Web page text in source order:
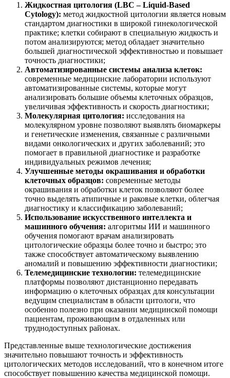
Жидкостная цитология (LBC – Liquid-Based
Cytology): метод жидкостной цитологии является новым
стандартом диагностики в широкой гинекологической
практике; клетки собирают в специальную жидкость и
потом анализируются; метод обладает значительно
большей диагностической эффективностью и повышает
точность диагностики;
Автоматизированные системы анализа клеток:
современные медицинские лаборатории используют
автоматизированные системы, которые могут
анализировать большие объемы клеточных образцов,
увеличивая эффективность и скорость диагностики;
Молекулярная цитология: исследования на
молекулярном уровне позволяют выявлять биомаркеры
и генетические изменения, связанные с различными
видами онкологических и других заболеваний; это
помогает в правильной диагностике и разработке
индивидуальных режимов лечения;
Улучшенные методы окрашивания и обработки
клеточных образцов: современные методы
окрашивания и обработки клеток позволяют более
точно выделять атипичные и раковые клетки, облегчая
диагностику и классификацию заболеваний;
Использование искусственного интеллекта и
машинного обучения: алгоритмы ИИ и машинного
обучения помогают врачам анализировать
цитологические образцы более точно и быстро; это
также способствует автоматическому выявлению
аномалий и повышению эффективности диагностики;
Телемедицинские технологии: телемедицинские
платформы позволяют дистанционно передавать
информацию о клеточных образцах для консультации
ведущим специалистам в области цитологи, что
особенно полезно при оказании медицинской помощи
пациентам, проживающим в отдаленных или
труднодоступных районах.
Представленные выше технологические достижения
значительно повышают точность и эффективность
цитологических методов исследований, что в конечном итоге
способствует повышению качества медицинской помощи.